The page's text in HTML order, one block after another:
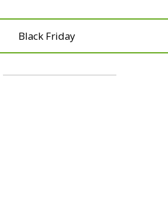
Black Friday